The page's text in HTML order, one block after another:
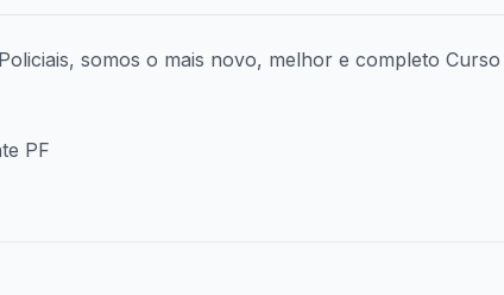
somos o mais novo, melhor e completo
PF